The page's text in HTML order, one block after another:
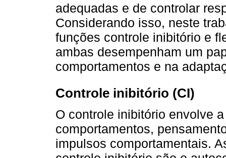
adequadas e de controlar
Considerando isso, neste
funções controle inibitório e
ambas desempenham um
comportamentos e na
Controle inibitório (CI)
O controle inibitório envolve
comportamentos,
impulsos comportamentais.